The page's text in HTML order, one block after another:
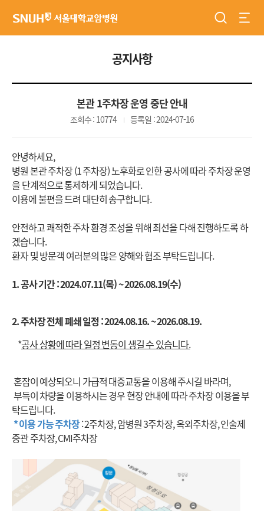
검색
공지사항
본관 1주차장 운영 중단 안내
조회수 : 10774 등록일 : 2024-07-16
안녕하세요,
병원 본관 주차장 (1 주차장) 노후화로 인한 공사에 따라 주차장 운영
을 단계적으로 통제하게 되었습니다.
이용에 불편을 드려 대단히 송구합니다.
안전하고 쾌적한 주차 환경 조성을 위해 최선을 다해 진행하도록 하
겠습니다.
환자 및 방문객 여러분의 많은 양해와 협조 부탁드립니다.
1. 공사 기간 :2024.07.11(목) ~ 2026.08.19(수)
2. 주차장 전체 폐쇄 일정 :2024.08.16. ~ 2026.08.19.
*공사 상황에 따라 일정 변동이 생길 수 있습니다.
혼잡이 예상되오니 가급적 대중교통을 이용해 주시길 바라며,
부득이 차량을 이용하시는 경우 현장 안내에 따라 주차장 이용을 부
탁드립니다.
* 이용 가능주차장: 2주차장, 암병원 3주차장, 옥외주차장, 인술제
중관 주차장, CMI주차장